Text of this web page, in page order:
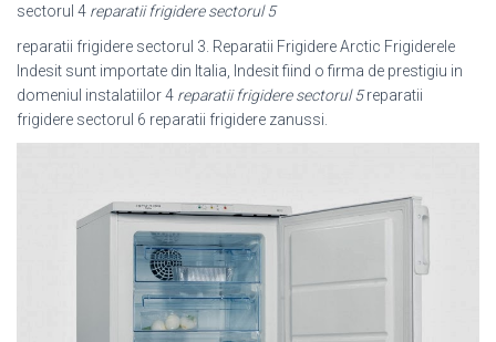
sectorul 4 reparatii frigidere sectorul 5
reparatii frigidere sectorul 3. Reparatii Frigidere Arctic Frigiderele
Indesit sunt importate din Italia, Indesit fiind o firma de prestigiu in
domeniul instalatiilor 4 reparatii frigidere sectorul 5reparatii
frigidere sectorul 6 reparatii frigidere zanussi.